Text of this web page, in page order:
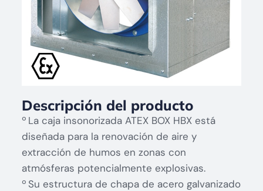
Descripción del producto
º La caja insonorizada ATEX BOX HBX está
diseñada para la renovación de aire y
extracción de humos en zonas con
atmósferas potencialmente explosivas.
º Su estructura de chapa de acero galvanizado